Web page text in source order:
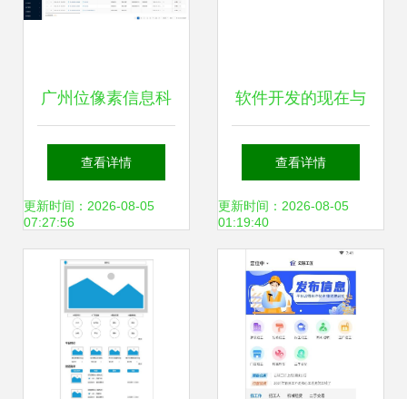
广州位像素信息科
技 便捷高效的软件
外包服务专家
查看详情
更新时间：2026-08-05
07:27:56
软件开发的现在与
未来 外包服务如何
重塑行业格局
查看详情
更新时间：2026-08-05
01:19:40